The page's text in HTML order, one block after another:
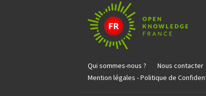
Qui sommes-nous ? Nous contacter
Mention légales - Politique de